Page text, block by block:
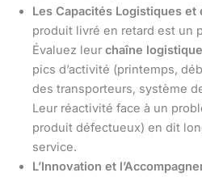
Les Capacités Logistiques et
produit livré en retard est un
Évaluez leur chaîne logistique
pics d’activité (printemps,
des transporteurs, système
Leur réactivité face à un
produit défectueux) en dit
service.
L’Innovation et